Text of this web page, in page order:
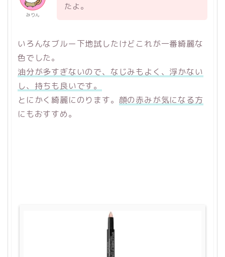
みりん
たよ。
いろんなブルー下地試したけどこれが一番綺麗な
色でした。
油分が多すぎないので、なじみもよく、浮かない
し、持ちも良いです。
とにかく綺麗にのります。 顔の赤みが気になる方
にもおすすめ。